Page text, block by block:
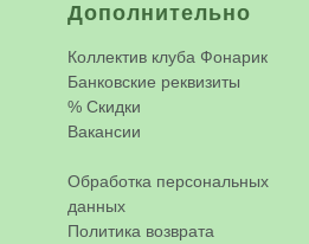
Дополнительно
Коллектив клуба Фонарик
Банковские реквизиты
% Скидки
Вакансии
Обработка персональных
данных
Политика возврата